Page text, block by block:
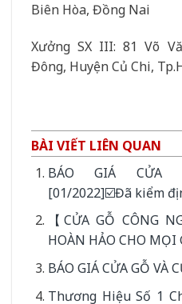
Biên Hòa, Đồng Nai
Xưởng SX III: 81 Võ
Đông, Huyện Củ Chi,
BÀI VIẾT LIÊN QUAN
BÁO GIÁ CỬA
[01/2022]☑️Đã kiểm
【CỬA GỖ CÔNG
HOÀN HẢO CHO
BÁO GIÁ CỬA GỖ VÀ
Thương Hiệu Số 1